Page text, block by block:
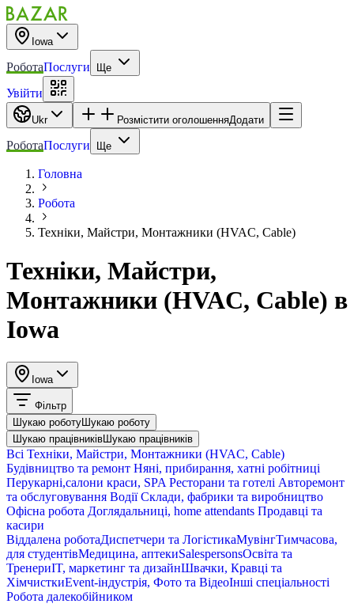
Iowa
РоботаПослуги Ще
Увійти
Ukr Розмістити оголошенняДодати
РоботаПослуги Ще
Головна
Робота
Техніки, Майстри, Монтажники (HVAC, Cable)
Техніки, Майстри,
Монтажники (HVAC, Cable) в
Iowa
Iowa
Фільтр
Шукаю роботу Шукаю роботу
Шукаю працівників Шукаю працівників
Всі Техніки, Майстри, Монтажники (HVAC, Cable)
Будівництво та ремонт Няні, прибирання, хатні робітниці
Перукарні,салони краси, SPA Ресторани та готелі Авторемонт
та обслуговування ВодіїСклади, фабрики та виробництво
Офісна робота Доглядальниці, home attendants Продавці та
касири
Віддалена роботаДиспетчери та ЛогістикаМувінгТимчасова,
для студентівМедицина, аптекиSalespersonsОсвіта та
ТренериIT, маркетинг та дизайнШвачки, Кравці та
ХімчисткиEvent-індустрія, Фото та ВідеоІнші спеціальності
Робота далекобійником